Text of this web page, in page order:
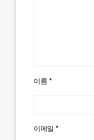
이름 *
이메일 *